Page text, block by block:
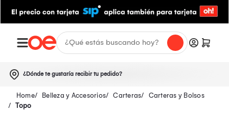
¿Dónde te gustaría recibir tu pedido?
Belleza y Accesorios Carteras
Carteras y Bolsos
Topo